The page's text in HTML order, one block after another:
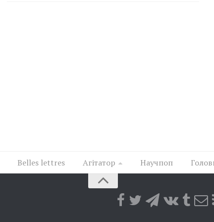
Belles lettres Агітатор Научпоп